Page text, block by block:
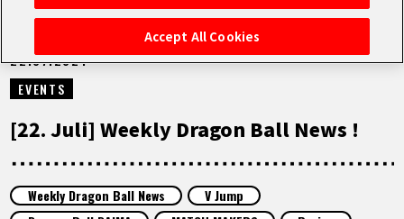
STARTSEITE
NEUES
HIGHLIGHTS
VIDEOS
22.07.2024
EVENTS
[22. Juli] Weekly Dragon Ball News !
Weekly Dragon Ball News
V Jump
Accept All Cookies